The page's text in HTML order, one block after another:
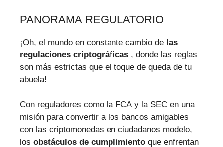
PANORAMA REGULATORIO
¡Oh, el mundo en constante cambio de las
regulaciones criptográficas , donde las reglas
son más estrictas que el toque de queda de tu
abuela!
Con reguladores como la FCA y la SEC en una
misión para convertir a los bancos amigables
con las criptomonedas en ciudadanos modelo,
los obstáculos de cumplimiento que enfrentan